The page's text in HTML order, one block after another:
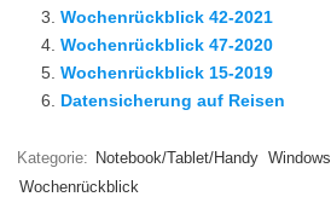
Wochenrückblick 42-2021
Wochenrückblick 47-2020
Wochenrückblick 15-2019
Datensicherung auf Reisen
Kategorie: Notebook/Tablet/Handy
Wochenrückblick